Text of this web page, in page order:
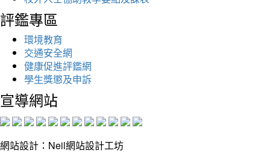
評鑑專區
環境教育
交通安全網
健康促進評鑑網
學生獎懲及申訴
宣導網站
網站設計：Neil網站設計工坊